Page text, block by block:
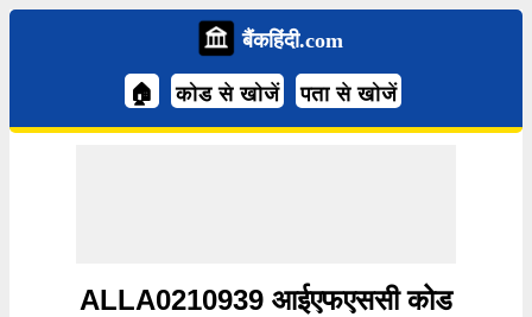
बैंकहिंदी.com
🏠 कोड से खोजें पता से खोजें
ALLA0210939 आईएफएससी कोड